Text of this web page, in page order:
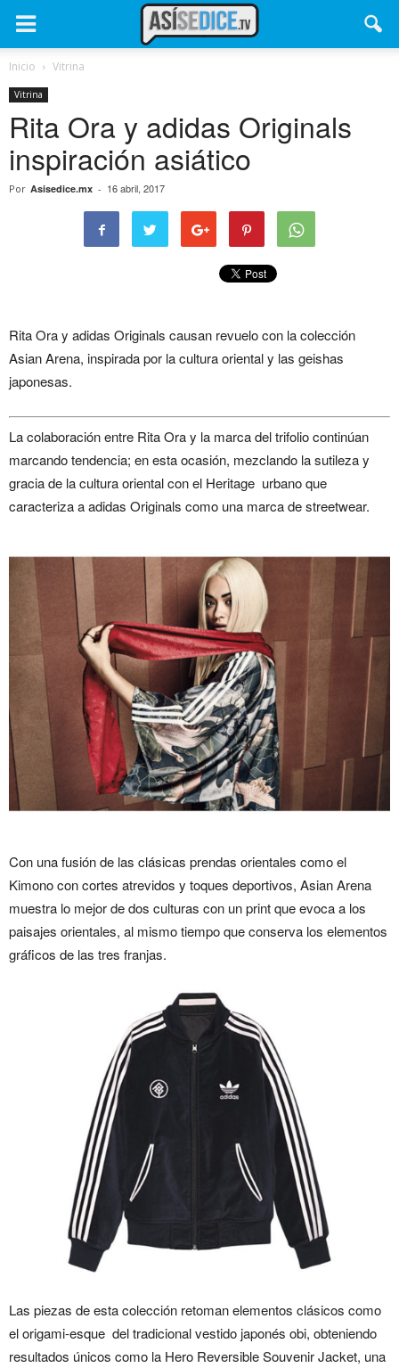
Inicio Vitrina
Vitrina
Rita Ora y adidas Originals
inspiración asiático
Por Asisedice.mx - 16 abril, 2017
Rita Ora y adidas Originals causan revuelo con la colección
Asian Arena, inspirada por la cultura oriental y las geishas
japonesas.
La colaboración entre Rita Ora y la marca del trifolio continúan
marcando tendencia; en esta ocasión, mezclando la sutileza y
gracia de la cultura oriental con el Heritage urbano que
caracteriza a adidas Originals como una marca de streetwear.
Con una fusión de las clásicas prendas orientales como el
Kimono con cortes atrevidos y toques deportivos, Asian Arena
muestra lo mejor de dos culturas con un print que evoca a los
paisajes orientales, al mismo tiempo que conserva los elementos
gráficos de las tres franjas.
Las piezas de esta colección retoman elementos clásicos como
el origami-esque del tradicional vestido japonés obi, obteniendo
resultados únicos como la Hero Reversible Souvenir Jacket, una